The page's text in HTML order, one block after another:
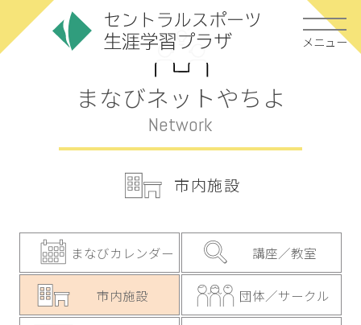
メニュー
まなびネットやちよ
Network
市内施設
まなびカレンダー 講座／教室
市内施設 団体／サークル